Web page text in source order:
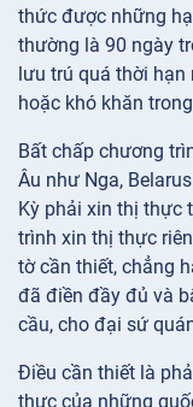
thức được những
thường là 90 ngày
lưu trú quá thời hạn
hoặc khó khăn
Bất chấp chương
Âu như Nga,
Kỳ phải xin thị thực
trình xin thị thực
tờ cần thiết, chẳng
đã điền đầy đủ và
cầu, cho đại sứ
Điều cần thiết là
thực của những